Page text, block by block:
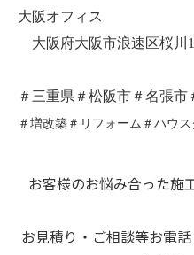
大阪オフィス
大阪府大阪市浪速区桜川
＃三重県＃松阪市＃名張市
＃増改築＃リフォーム＃ハウ
お客様のお悩み合った施
お見積り・ご相談等お電